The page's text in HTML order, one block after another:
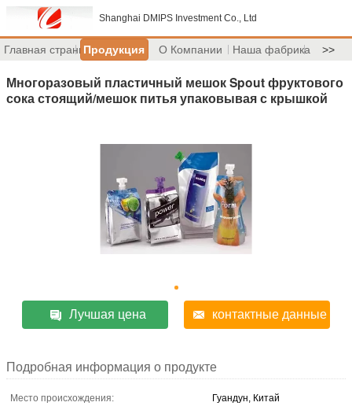
Shanghai DMIPS Investment Co., Ltd
Главная страницаПродукция О Компании Наша фабрика >>
Многоразовый пластичный мешок Spout фруктового
сока стоящий/мешок питья упаковывая с крышкой
Лучшая цена контактные данные
Подробная информация о продукте
Место происхождения:
Гуандун, Китай